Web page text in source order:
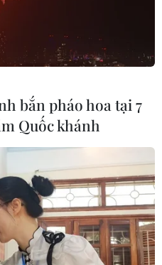
bắn pháo hoa tại 7
Quốc khánh